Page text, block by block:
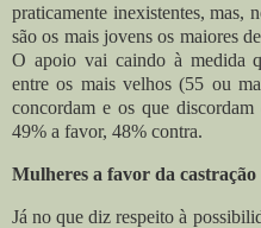
praticamente inexistentes, mas,
são os mais jovens os maiores
O apoio vai caindo à medida
entre os mais velhos (55 ou
concordam e os que
49% a favor, 48% contra.
Mulheres a favor da castração
Já no que diz respeito à